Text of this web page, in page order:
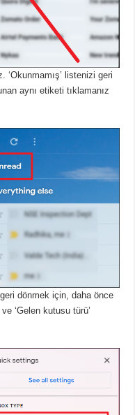
‘Okunmamış’ listenizi geri
aynı etiketi tıklamanız
dönmek için, daha önce
‘Gelen kutusu türü’